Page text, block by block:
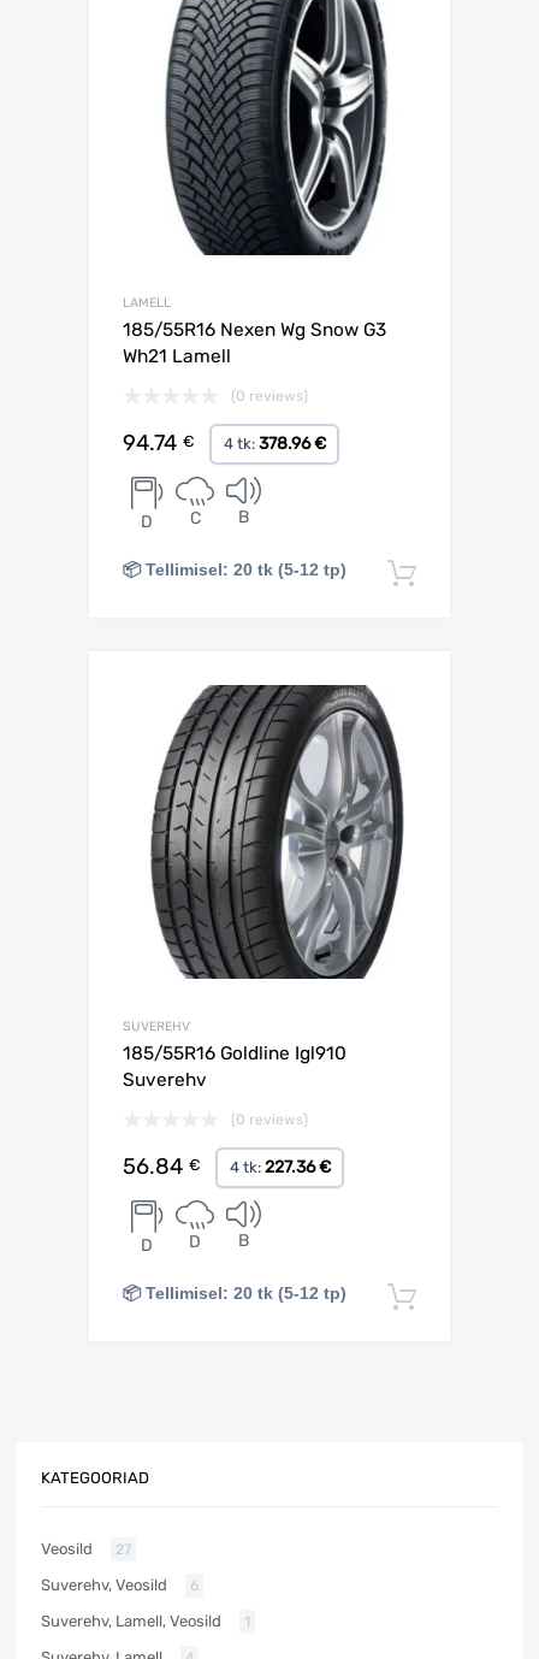
LAMELL
185/55R16 Nexen Wg Snow G3
Wh21 Lamell
(0 reviews)
94.74 € 4 tk: 378.96 €
D C B
📦 Tellimisel: 20 tk (5-12 tp)
SUVEREHV
185/55R16 Goldline Igl910
Suverehv
(0 reviews)
56.84 € 4 tk: 227.36 €
D D B
📦 Tellimisel: 20 tk (5-12 tp)
KATEGOORIAD
Veosild 27
Suverehv, Veosild 6
Suverehv, Lamell, Veosild 1